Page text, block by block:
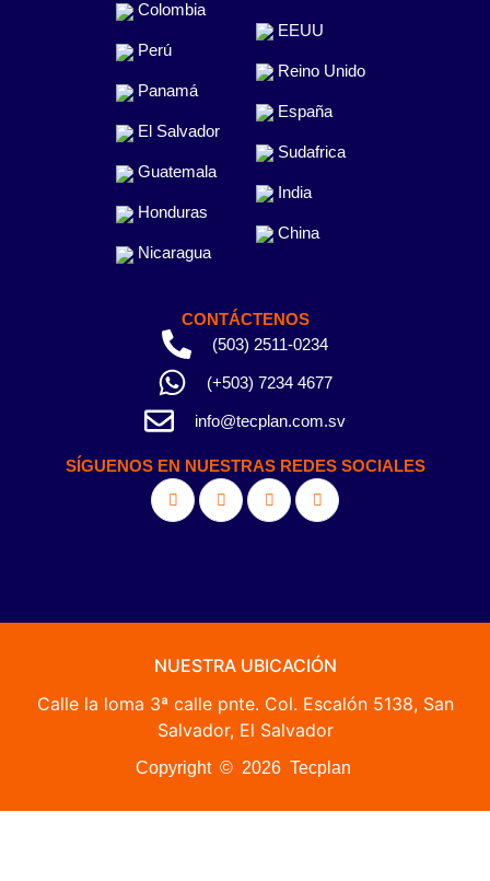
Colombia
Perú
Panamá
El Salvador
Guatemala
Honduras
Nicaragua
EEUU
Reino Unido
España
Sudafrica
India
China
CONTÁCTENOS
(503) 2511-0234
(+503) 7234 4677
info@tecplan.com.sv
SÍGUENOS EN NUESTRAS REDES SOCIALES
NUESTRA UBICACIÓN
Calle la loma 3ª calle pnte. Col. Escalón 5138, San
Salvador, El Salvador
Copyright © 2026 Tecplan